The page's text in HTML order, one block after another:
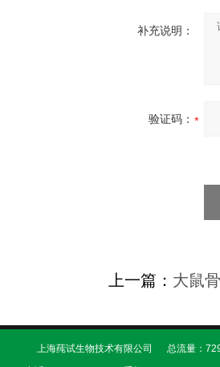
补充说明：
验证码：
上一篇： 大鼠
上海莼试生物技术有限公司 总流量：